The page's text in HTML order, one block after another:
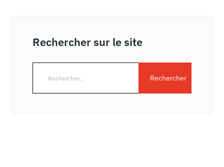
Rechercher sur le site